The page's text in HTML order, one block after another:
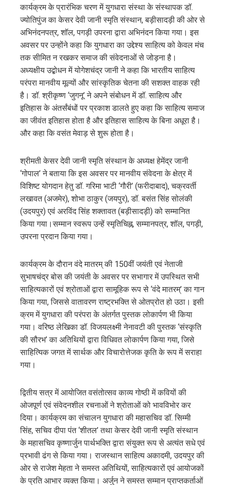
कार्यक्रम के प्रारंभिक चरण में युगधारा संस्था के संस्थापक डॉ.
ज्योतिपुंज का केसर देवी जानी स्मृति संस्थान, बड़ीसादड़ी की ओर से
अभिनंदनपत्र, शॉल, पगड़ी उपरना द्वारा अभिनंदन किया गया। इस
अवसर पर उन्होंने कहा कि युगधारा का उद्देश्य साहित्य को केवल मंच
तक सीमित न रखकर समाज की संवेदनाओं से जोड़ना है।
अध्यक्षीय उद्बोधन में योगेशचंद्र जानी ने कहा कि भारतीय साहित्य
परंपरा मानवीय मूल्यों और सांस्कृतिक चेतना की सशक्त वाहक रही
है। डॉ. श्रीकृष्ण ‘जुगनू’ ने अपने संबोधन में डॉ. साहित्य और
इतिहास के अंतर्संबंधों पर प्रकाश डालते हुए कहा कि साहित्य समाज
का जीवंत इतिहास होता है और इतिहास साहित्य के बिना अधूरा है।
और कहा कि वसंत मेवाड़ से शुरू होता है।
श्रीमती केसर देवी जानी स्मृति संस्थान के अध्यक्ष हेमेंद्र जानी
‘गोपाल’ ने बताया कि इस अवसर पर मानवीय संवेदना के क्षेत्र में
विशिष्ट योगदान हेतु डॉ. गरिमा भाटी ‘गौरी’ (फरीदाबाद), चक्रवर्ती
लखावत (अजमेर), शोभा ठाकुर (जयपुर), डॉ. बसंत सिंह सोलंकी
(उदयपुर) एवं अरविंद सिंह शक्तावत (बड़ीसादड़ी) को सम्मानित
किया गया।सम्मान स्वरूप उन्हें स्मृतिचिह्न, सम्मानपत्र, शॉल, पगड़ी,
उपरना प्रदान किया गया।
कार्यक्रम के दौरान वंदे मातरम् की 150वीं जयंती एवं नेताजी
सुभाषचंद्र बोस की जयंती के अवसर पर सभागार में उपस्थित सभी
साहित्यकारों एवं श्रोताओं द्वारा सामूहिक रूप से ‘वंदे मातरम्’ का गान
किया गया, जिससे वातावरण राष्ट्रभक्ति से ओतप्रोत हो उठा। इसी
क्रम में युगधारा की परंपरा के अंतर्गत पुस्तक लोकार्पण भी किया
गया। वरिष्ठ लेखिका डॉ. विजयलक्ष्मी नेनावटी की पुस्तक ‘संस्कृति
की सौरभ’ का अतिथियों द्वारा विधिवत लोकार्पण किया गया, जिसे
साहित्यिक जगत में सार्थक और विचारोत्तेजक कृति के रूप में सराहा
गया।
द्वितीय सत्र में आयोजित वसंतोत्सव काव्य गोष्ठी में कवियों की
ओजपूर्ण एवं संवेदनशील रचनाओं ने श्रोताओं को भावविभोर कर
दिया। कार्यक्रम का संचालन युगधारा की महासचिव डॉ. सिम्मी
सिंह, सचिव दीपा पंत ‘शीतल’ तथा केसर देवी जानी स्मृति संस्थान
के महासचिव कृष्णार्जुन पार्थभक्ति द्वारा संयुक्त रूप से अत्यंत सधे एवं
प्रभावी ढंग से किया गया। राजस्थान साहित्य अकादमी, उदयपुर की
ओर से राजेश मेहता ने समस्त अतिथियों, साहित्यकारों एवं आयोजकों
के प्रति आभार व्यक्त किया। अर्जुन ने समस्त सम्मान प्राप्तकर्ताओं